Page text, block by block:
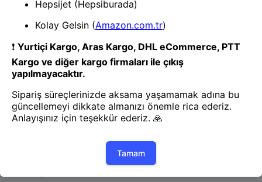
- Yenilik ve hızı keşfedin, işinizi
yönetin!
App Store Google Play
Hakkımızda